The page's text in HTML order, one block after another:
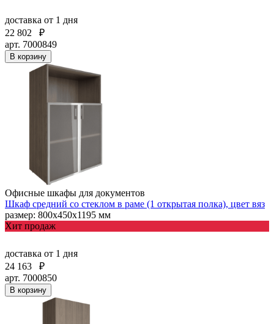
доставка от 1 дня
22 802
₽
арт. 7000849
В корзину
Офисные шкафы для документов
Шкаф средний со стеклом в раме (1 открытая полка), цвет вяз
размер: 800х450х1195 мм
Хит продаж
доставка от 1 дня
24 163
₽
арт. 7000850
В корзину